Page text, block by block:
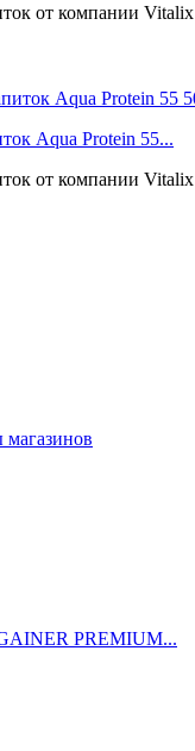
от компании Vitalix
Aqua Protein 55...
от компании Vitalix
магазинов
PREMIUM...